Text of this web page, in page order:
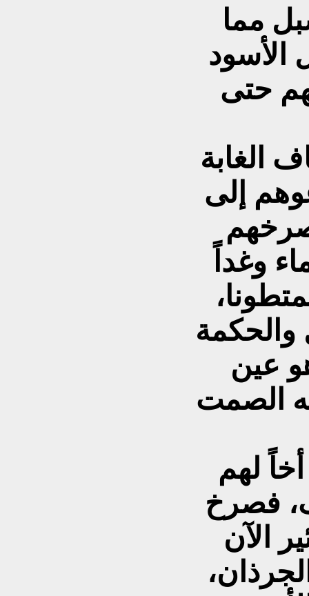
مما
الأسود
حتى
الغابة
إلى
وغداً
الصمت
لهم
فصرخ
الآن